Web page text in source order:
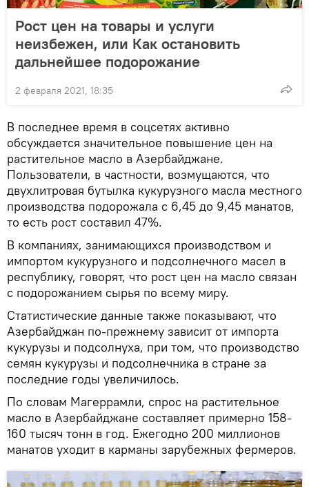
Рост цен на товары и услуги
неизбежен, или Как остановить
дальнейшее подорожание
2 февраля 2021, 18:35
В последнее время в соцсетях активно
обсуждается значительное повышение цен на
растительное масло в Азербайджане.
Пользователи, в частности, возмущаются, что
двухлитровая бутылка кукурузного масла местного
производства подорожала с 6,45 до 9,45 манатов,
то есть рост составил 47%.
В компаниях, занимающихся производством и
импортом кукурузного и подсолнечного масел в
республику, говорят, что рост цен на масло связан
с подорожанием сырья по всему миру.
Статистические данные также показывают, что
Азербайджан по-прежнему зависит от импорта
кукурузы и подсолнуха, при том, что производство
семян кукурузы и подсолнечника в стране за
последние годы увеличилось.
По словам Магеррамли, спрос на растительное
масло в Азербайджане составляет примерно 158-
160 тысяч тонн в год. Ежегодно 200 миллионов
манатов уходит в карманы зарубежных фермеров.